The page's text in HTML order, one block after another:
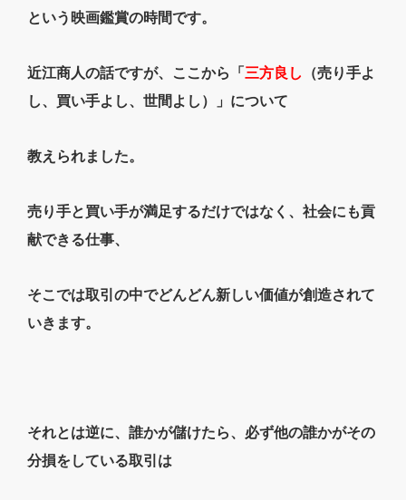
という映画鑑賞の時間です。
近江商人の話ですが、ここから「 三方良し
（売り手よ
し、買い手よし、世間よし）」について
教えられました。
売り手と買い手が満足するだけではなく、社会にも貢
献できる仕事、
そこでは取引の中でどんどん新しい価値が創造されて
いきます。
それとは逆に、誰かが儲けたら、必ず他の誰かがその
分損をしている取引は